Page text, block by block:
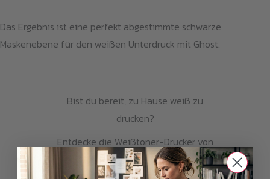
Das Ergebnis ist eine perfekt abgestimmte schwarze
Maskenebene für den weißen Unterdruck mit Ghost.
Bist du bereit, zu Hause weiß zu
drucken?
Entdecke die Weißtoner-Drucker von
Ghost.